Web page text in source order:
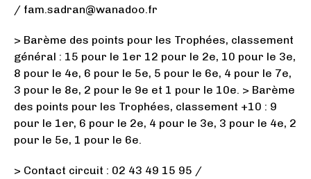
/ fam.sadran@wanadoo.fr
> Barème des points pour les Trophées, classement
général : 15 pour le 1er 12 pour le 2e, 10 pour le 3e,
8 pour le 4e, 6 pour le 5e, 5 pour le 6e, 4 pour le 7e,
3 pour le 8e, 2 pour le 9e et 1 pour le 10e. > Barème
des points pour les Trophées, classement +10 : 9
pour le 1er, 6 pour le 2e, 4 pour le 3e, 3 pour le 4e, 2
pour le 5e, 1 pour le 6e.
> Contact circuit : 02 43 49 15 95 /